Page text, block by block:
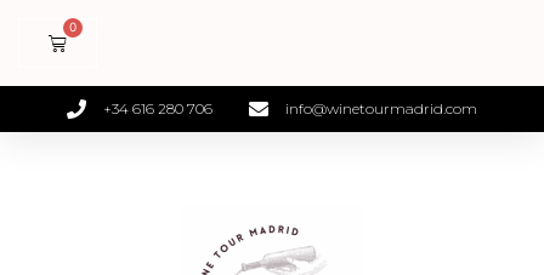
+34 616 280 706 info@winetourmadrid.com